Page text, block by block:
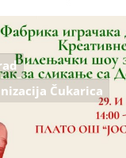
Čukarica